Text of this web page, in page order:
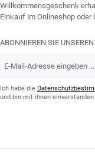
Willkommensgeschenk
Einkauf im Onlineshop oder
ABONNIEREN SIE
Mail-
*Ich habe die
und bin mit ihnen einverstanden.